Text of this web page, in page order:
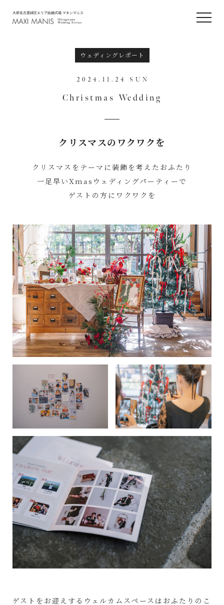
大府名古屋緑区エリア結婚式場 マキシマニス
ウェディングレポート
2024.11.24 SUN
Christmas Wedding
クリスマスのワクワクを
クリスマスをテーマに装飾を考えたおふたり
一足早いXmasウェディングパーティーで
ゲストの方にワクワクを
ゲストをお迎えするウェルカムスペースはおふたりのこ